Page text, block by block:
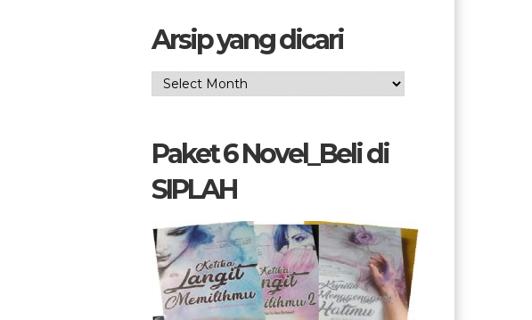
Arsip yang dicari
Arsip
Paket 6 Novel_Beli di
SIPLAH